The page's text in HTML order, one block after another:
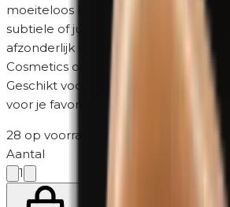
moeiteloos blenden en bouwt
subtiele of juist intensere look.
afzonderlijk of combineer hem met
Cosmetics oogschaduwen voor
Geschikt voor gevoelige ogen en
voor je favoriete palette.
28 op voorraad
Aantal
1